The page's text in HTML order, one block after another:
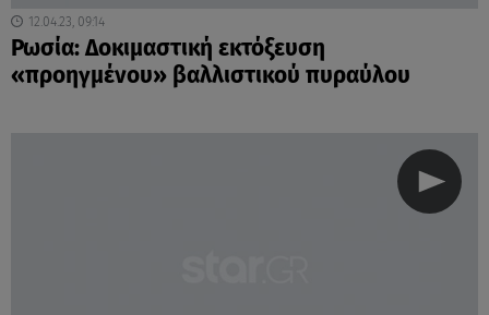
12.04.23, 09:14
Ρωσία: Δοκιμαστική εκτόξευση
«προηγμένου» βαλλιστικού πυραύλου